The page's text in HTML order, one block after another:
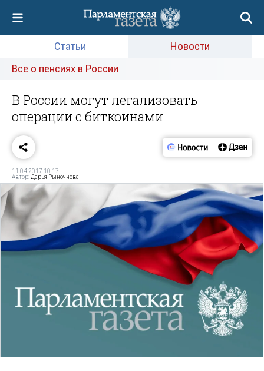
Статьи
Новости
Все о пенсиях в России
В России могут легализовать
операции с биткоинами
11.04.2017 10:17
Автор: Дарья Рыночнова